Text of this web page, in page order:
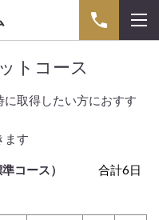
トコース
取得したい方におすす
ます
コース）
合計6日